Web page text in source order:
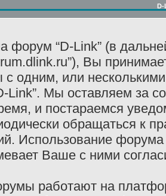
D-
форум “D-Link” (в
Вы
с одним, или
Link”. Мы оставляем за
и постараемся
обращаться к
Использование
Ваше с ними
работают на